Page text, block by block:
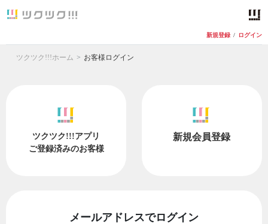
新規登録 / ログイン
ツクツク!!!ホーム お客様ログイン
ツクツク!!!アプリ
ご登録済みのお客様
新規会員登録
メールアドレスでログイン